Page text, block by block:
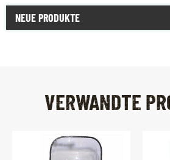
NEUE PRODUKTE
VERWANDTE